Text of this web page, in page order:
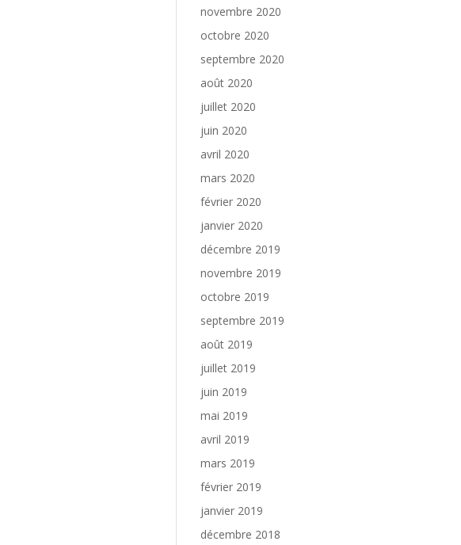
novembre 2020
octobre 2020
septembre 2020
août 2020
juillet 2020
juin 2020
avril 2020
mars 2020
février 2020
janvier 2020
décembre 2019
novembre 2019
octobre 2019
septembre 2019
août 2019
juillet 2019
juin 2019
mai 2019
avril 2019
mars 2019
février 2019
janvier 2019
décembre 2018